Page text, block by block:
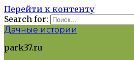
Перейти к контенту
Search for:
Дачные истории
park37.ru